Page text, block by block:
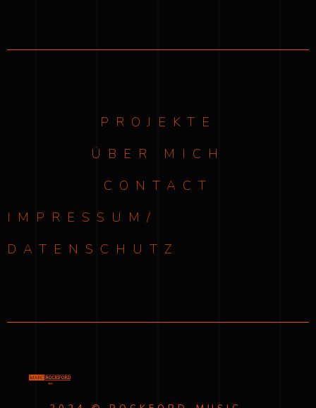
PROJEKTE
ÜBER MICH
CONTACT
IMPRESSUM/
DATENSCHUTZ